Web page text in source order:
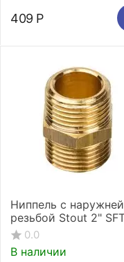
409 Р
Ниппель с наружней
резьбой Stout 2" SFT-
0003-000022
0.0
В наличии